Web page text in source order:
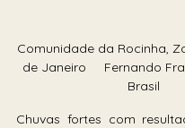
Comunidade da Rocinha,
de Janeiro     Fernando
Brasil
Chuvas fortes com